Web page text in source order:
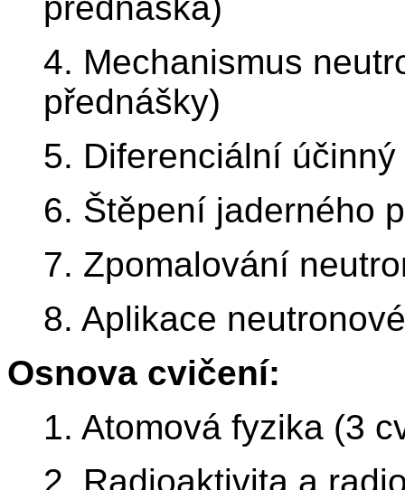
přednáška)
4. Mechanismus
přednášky)
5. Diferenciální
6. Štěpení jaderného
7. Zpomalování
8. Aplikace
Osnova cvičení:
1. Atomová fyzika (3
2. Radioaktivita a